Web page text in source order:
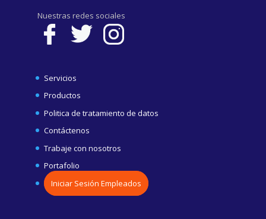
Nuestras redes sociales
Servicios
Productos
Politica de tratamiento de datos
Contáctenos
Trabaje con nosotros
Portafolio
Iniciar Sesión Empleados